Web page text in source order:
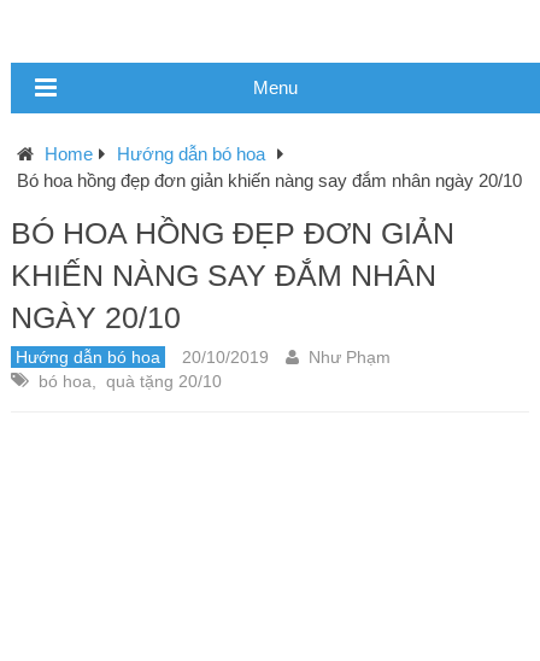
Menu
Home
Hướng dẫn bó hoa
Bó hoa hồng đẹp đơn giản khiến nàng say đắm nhân ngày 20/10
BÓ HOA HỒNG ĐẸP ĐƠN GIẢN
KHIẾN NÀNG SAY ĐẮM NHÂN
NGÀY 20/10
Hướng dẫn bó hoa 20/10/2019
Như Phạm
bó hoa
quà tặng 20/10